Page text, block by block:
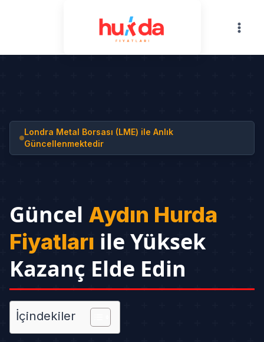
Londra Metal Borsası (LME) ile Anlık
Güncellenmektedir
Güncel Aydın Hurda
Fiyatları ile Yüksek
Kazanç Elde Edin
İçindekiler